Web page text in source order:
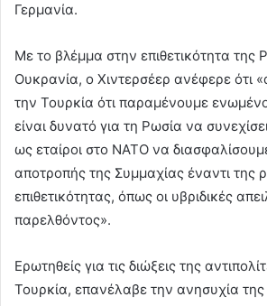
Γερμανία.
Με το βλέμμα στην επιθετικότητα της
Ουκρανία, ο Χιντερσέερ ανέφερε ότι
την Τουρκία ότι παραμένουμε
είναι δυνατό για τη Ρωσία να
ως εταίροι στο ΝΑΤΟ να
αποτροπής της Συμμαχίας έναντι της
επιθετικότητας, όπως οι υβριδικές
παρελθόντος».
Ερωτηθείς για τις διώξεις της
Τουρκία, επανέλαβε την ανησυχία της